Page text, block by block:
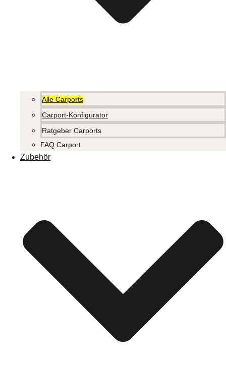
Alle Carports
Carport-Konfigurator
Ratgeber Carports
FAQ Carport
Zubehör